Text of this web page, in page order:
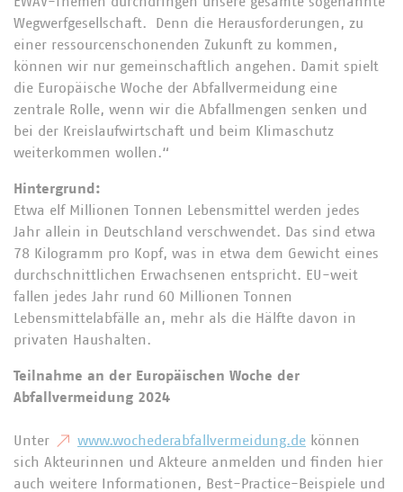
Wegwerfgesellschaft. Denn die Herausforderungen, zu
einer ressourcenschonenden Zukunft zu kommen,
können wir nur gemeinschaftlich angehen. Damit spielt
die Europäische Woche der Abfallvermeidung eine
zentrale Rolle, wenn wir die Abfallmengen senken und
bei der Kreislaufwirtschaft und beim Klimaschutz
weiterkommen wollen.“
Hintergrund:
Etwa elf Millionen Tonnen Lebensmittel werden jedes
Jahr allein in Deutschland verschwendet. Das sind etwa
78 Kilogramm pro Kopf, was in etwa dem Gewicht eines
durchschnittlichen Erwachsenen entspricht. EU-weit
fallen jedes Jahr rund 60 Millionen Tonnen
Lebensmittelabfälle an, mehr als die Hälfte davon in
privaten Haushalten.
Teilnahme an der Europäischen Woche der
Abfallvermeidung 2024
Unter www.wochederabfallvermeidung.de können
sich Akteurinnen und Akteure anmelden und finden hier
auch weitere Informationen, Best-Practice-Beispiele und